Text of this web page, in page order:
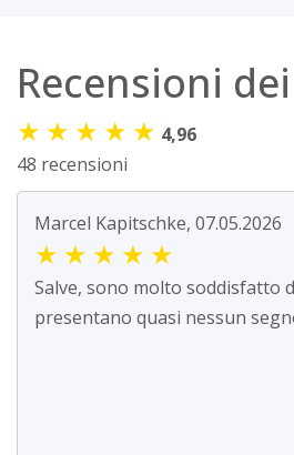
Recensioni
★ ★ ★ ★ ★ 4,96
48 recensioni
Marcel Kapitschke, 07.05.2026
★ ★ ★ ★ ★
Salve, sono molto soddisfatto
presentano quasi nessun